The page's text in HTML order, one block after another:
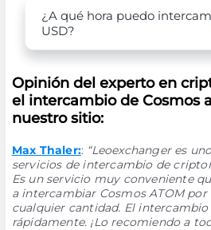
¿A qué hora puedo
USD?
Opinión del experto en
el intercambio de Cosmos
nuestro sitio:
Max Thaler:: “Leoexchanger es
servicios de intercambio de
Es un servicio muy conveniente
a intercambiar Cosmos ATOM por
cualquier cantidad. El intercambio
rápidamente. ¡Lo recomiendo a